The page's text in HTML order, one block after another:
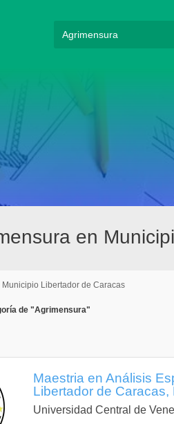
en
Municipio Libertador de Caracas
de "Agrimensura"
Maestria en Análisis
Libertador de Caracas,
Universidad Central de